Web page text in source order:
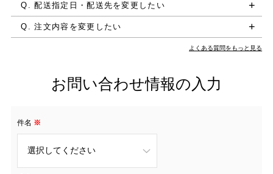
Q. 配送指定日・配送先を変更したい
Q. 注文内容を変更したい
よくある質問をもっと見る
お問い合わせ情報の入力
件名 ※